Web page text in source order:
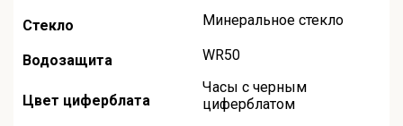
Стекло Минеральное стекло
Водозащита WR50
Цвет циферблата
Часы с черным
циферблатом